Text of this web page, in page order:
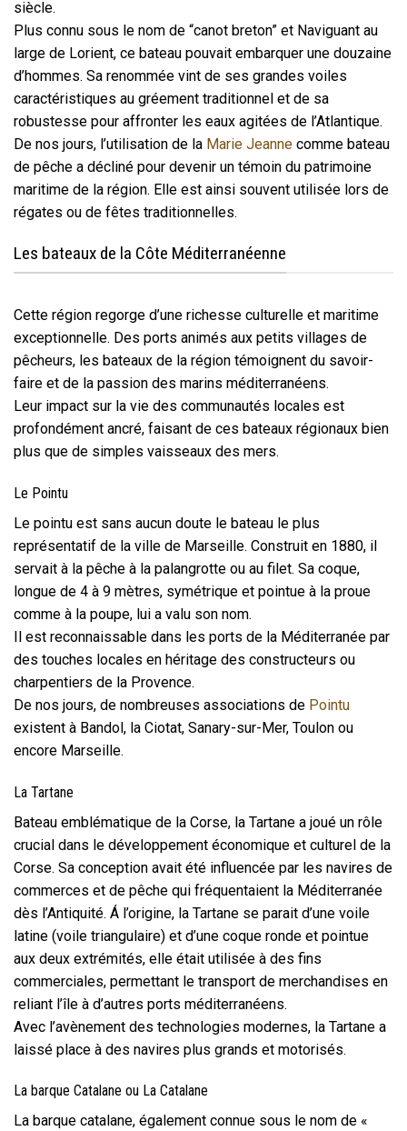
siècle.
Plus connu sous le nom de “canot breton” et Naviguant au
large de Lorient, ce bateau pouvait embarquer une douzaine
d’hommes. Sa renommée vint de ses grandes voiles
caractéristiques au gréement traditionnel et de sa
robustesse pour affronter les eaux agitées de l’Atlantique.
De nos jours, l’utilisation de la Marie Jeanne comme bateau
de pêche a décliné pour devenir un témoin du patrimoine
maritime de la région. Elle est ainsi souvent utilisée lors de
régates ou de fêtes traditionnelles.
Les bateaux de la Côte Méditerranéenne
Cette région regorge d’une richesse culturelle et maritime
exceptionnelle. Des ports animés aux petits villages de
pêcheurs, les bateaux de la région témoignent du savoir-
faire et de la passion des marins méditerranéens.
Leur impact sur la vie des communautés locales est
profondément ancré, faisant de ces bateaux régionaux bien
plus que de simples vaisseaux des mers.
Le Pointu
Le pointu est sans aucun doute le bateau le plus
représentatif de la ville de Marseille. Construit en 1880, il
servait à la pêche à la palangrotte ou au filet. Sa coque,
longue de 4 à 9 mètres, symétrique et pointue à la proue
comme à la poupe, lui a valu son nom.
Il est reconnaissable dans les ports de la Méditerranée par
des touches locales en héritage des constructeurs ou
charpentiers de la Provence.
De nos jours, de nombreuses associations de Pointu
existent à Bandol, la Ciotat, Sanary-sur-Mer, Toulon ou
encore Marseille.
La Tartane
Bateau emblématique de la Corse, la Tartane a joué un rôle
crucial dans le développement économique et culturel de la
Corse. Sa conception avait été influencée par les navires de
commerces et de pêche qui fréquentaient la Méditerranée
dès l’Antiquité. Á l’origine, la Tartane se parait d’une voile
latine (voile triangulaire) et d’une coque ronde et pointue
aux deux extrémités, elle était utilisée à des fins
commerciales, permettant le transport de merchandises en
reliant l’île à d’autres ports méditerranéens.
Avec l’avènement des technologies modernes, la Tartane a
laissé place à des navires plus grands et motorisés.
La barque Catalane ou La Catalane
La barque catalane, également connue sous le nom de «